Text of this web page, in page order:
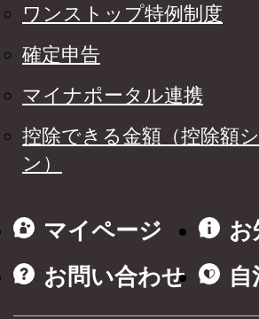
ワンストップ特例制度
確定申告
マイナポータル連携
控除できる金額（控除額
ン）
マイページ
お
お問い合わせ